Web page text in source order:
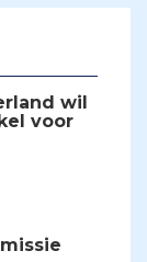
wil
voor